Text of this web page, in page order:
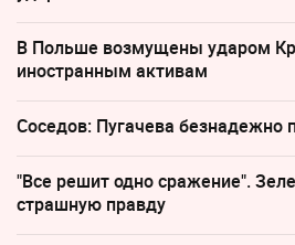
В Польше возмущены ударом
иностранным активам
Соседов: Пугачева безнадежно
"Все решит одно сражение".
страшную правду